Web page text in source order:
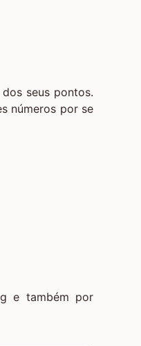
seus pontos.
números por se
e também por